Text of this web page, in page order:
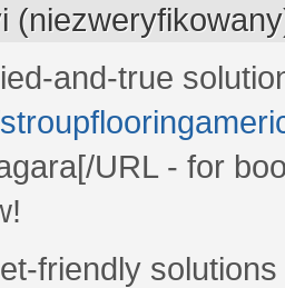
and-true
URL - for
friendly